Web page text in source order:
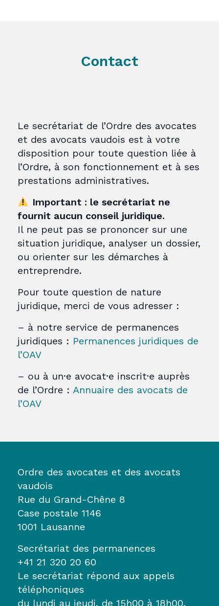
Contact
Le secrétariat de l’Ordre des avocates
et des avocats vaudois est à votre
disposition pour toute question liée à
l’Ordre, à son fonctionnement et à ses
prestations administratives.
Important : le secrétariat ne
fournit aucun conseil juridique.
Il ne peut pas se prononcer sur une
situation juridique, analyser un dossier,
ou orienter sur les démarches à
entreprendre.
Pour toute question de nature
juridique, merci de vous adresser :
– à notre service de permanences
juridiques : Permanences juridiques de
l’OAV
– ou à un·e avocat·e inscrit·e auprès
de l’Ordre : Annuaire des avocats de
l’OAV
Ordre des avocates et des avocats
vaudois
Rue du Grand-Chêne 8
Case postale 1146
1001 Lausanne
Secrétariat des permanences
+41 21 320 20 60
Le secrétariat répond aux appels
téléphoniques
du lundi au jeudi, de 15h00 à 18h00.